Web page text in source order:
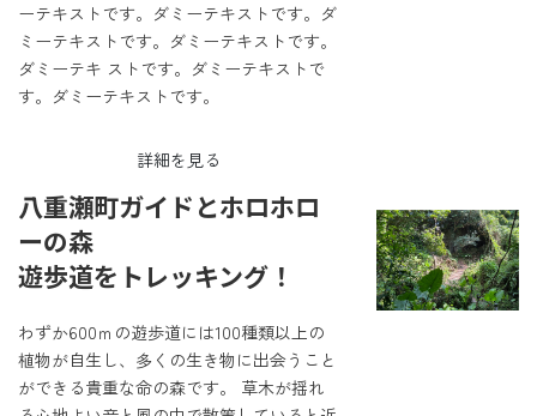
ーテキストです。ダミーテキストです。ダ
ミーテキストです。ダミーテキストです。
ダミーテキ ストです。ダミーテキストで
す。ダミーテキストです。
詳細を見る
八重瀬町ガイドとホロホロ
ーの森
遊歩道をトレッキング！
わずか600ｍの遊歩道には100種類以上の
植物が自生し、多くの生き物に出会うこと
ができる貴重な命の森です。 草木が揺れ